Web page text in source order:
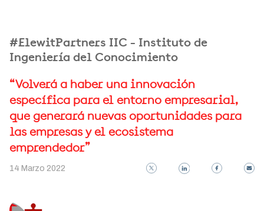
#ElewitPartners IIC - Instituto de
Ingeniería del Conocimiento
“Volverá a haber una innovación
específica para el entorno empresarial,
que generará nuevas oportunidades para
las empresas y el ecosistema
emprendedor”
14 Marzo 2022